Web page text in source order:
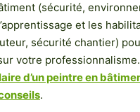
(sécurité,
et les
sécurité chantier)
votre
d’un peintre en
.